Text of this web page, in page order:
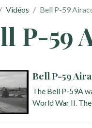
Vidéos Bell P-59
P-59
Bell P-59
The Bell P-59A
World War II.